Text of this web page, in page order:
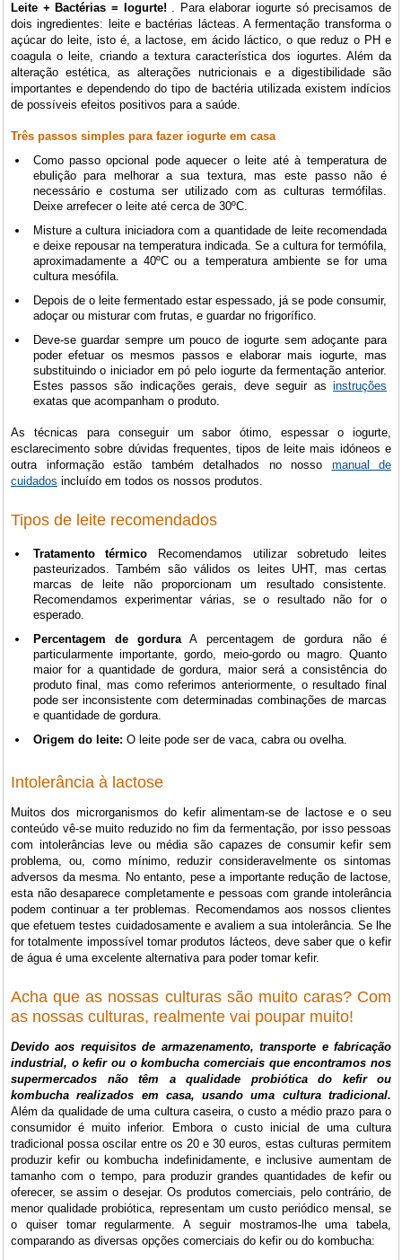
Leite + Bactérias = Iogurte!
. Para elaborar iogurte só precisamos de
dois ingredientes: leite e bactérias lácteas. A fermentação transforma o
açúcar do leite, isto é, a lactose, em ácido láctico, o que reduz o PH e
coagula o leite, criando a textura característica dos iogurtes. Além da
alteração estética, as alterações nutricionais e a digestibilidade são
importantes e dependendo do tipo de bactéria utilizada existem indícios
de possíveis efeitos positivos para a saúde.
Três passos simples para fazer iogurte em casa
Como passo opcional pode aquecer o leite até à temperatura de
ebulição para melhorar a sua textura, mas este passo não é
necessário e costuma ser utilizado com as culturas termófilas.
Deixe arrefecer o leite até cerca de 30ºC.
Misture a cultura iniciadora com a quantidade de leite recomendada
e deixe repousar na temperatura indicada. Se a cultura for termófila,
aproximadamente a 40ºC ou a temperatura ambiente se for uma
cultura mesófila.
Depois de o leite fermentado estar espessado, já se pode consumir,
adoçar ou misturar com frutas, e guardar no frigorífico.
Deve-se guardar sempre um pouco de iogurte sem adoçante para
poder efetuar os mesmos passos e elaborar mais iogurte, mas
substituindo o iniciador em pó pelo iogurte da fermentação anterior.
Estes passos são indicações gerais, deve seguir as instruções
exatas que acompanham o produto.
As técnicas para conseguir um sabor ótimo, espessar o iogurte,
esclarecimento sobre dúvidas frequentes, tipos de leite mais idóneos e
outra informação estão também detalhados no nosso manual de
cuidados incluído em todos os nossos produtos.
Tipos de leite recomendados
Tratamento térmico Recomendamos utilizar sobretudo leites
pasteurizados. Também são válidos os leites UHT, mas certas
marcas de leite não proporcionam um resultado consistente.
Recomendamos experimentar várias, se o resultado não for o
esperado.
Percentagem de gorduraA percentagem de gordura não é
particularmente importante, gordo, meio-gordo ou magro. Quanto
maior for a quantidade de gordura, maior será a consistência do
produto final, mas como referimos anteriormente, o resultado final
pode ser inconsistente com determinadas combinações de marcas
e quantidade de gordura.
Origem do leite: O leite pode ser de vaca, cabra ou ovelha.
Intolerância à lactose
Muitos dos microrganismos do kefir alimentam-se de lactose e o seu
conteúdo vê-se muito reduzido no fim da fermentação, por isso pessoas
com intolerâncias leve ou média são capazes de consumir kefir sem
problema, ou, como mínimo, reduzir consideravelmente os sintomas
adversos da mesma. No entanto, pese a importante redução de lactose,
esta não desaparece completamente e pessoas com grande intolerância
podem continuar a ter problemas. Recomendamos aos nossos clientes
que efetuem testes cuidadosamente e avaliem a sua intolerância. Se lhe
for totalmente impossível tomar produtos lácteos, deve saber que o kefir
de água é uma excelente alternativa para poder tomar kefir.
Acha que as nossas culturas são muito caras? Com
as nossas culturas, realmente vai poupar muito!
Devido aos requisitos de armazenamento, transporte e fabricação
industrial, o kefir ou o kombucha comerciais que encontramos nos
supermercados não têm a qualidade probiótica do kefir ou
kombucha realizados em casa, usando uma cultura tradicional.
Além da qualidade de uma cultura caseira, o custo a médio prazo para o
consumidor é muito inferior. Embora o custo inicial de uma cultura
tradicional possa oscilar entre os 20 e 30 euros, estas culturas permitem
produzir kefir ou kombucha indefinidamente, e inclusive aumentam de
tamanho com o tempo, para produzir grandes quantidades de kefir ou
oferecer, se assim o desejar. Os produtos comerciais, pelo contrário, de
menor qualidade probiótica, representam um custo periódico mensal, se
o quiser tomar regularmente. A seguir mostramos-lhe uma tabela,
comparando as diversas opções comerciais do kefir ou do kombucha: